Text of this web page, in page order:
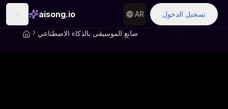
aisong.io AR تسجيل الدخول
صانع الموسيقى بالذكاء الاصطناعي